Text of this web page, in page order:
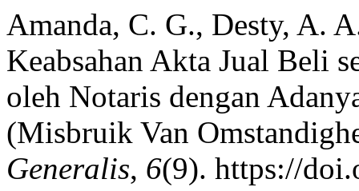
Amanda, C. G., Desty, A.
Keabsahan Akta Jual Beli
oleh Notaris dengan
(Misbruik Van
Generalis, 6(9). https://